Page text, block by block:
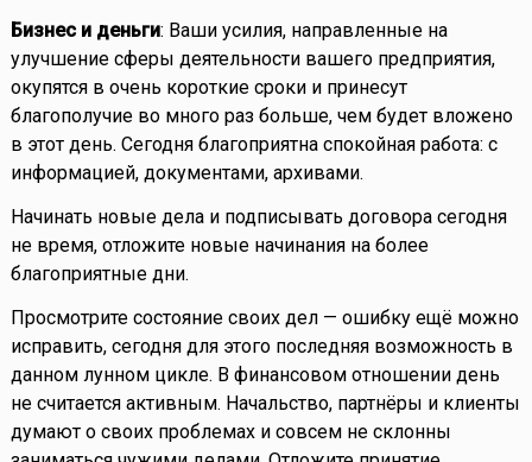
Бизнес и деньги: Ваши усилия, направленные на
улучшение сферы деятельности вашего предприятия,
окупятся в очень короткие сроки и принесут
благополучие во много раз больше, чем будет вложено
в этот день. Сегодня благоприятна спокойная работа: с
информацией, документами, архивами.
Начинать новые дела и подписывать договора сегодня
не время, отложите новые начинания на более
благоприятные дни.
Просмотрите состояние своих дел — ошибку ещё можно
исправить, сегодня для этого последняя возможность в
данном лунном цикле. В финансовом отношении день
не считается активным. Начальство, партнёры и клиенты
думают о своих проблемах и совсем не склонны